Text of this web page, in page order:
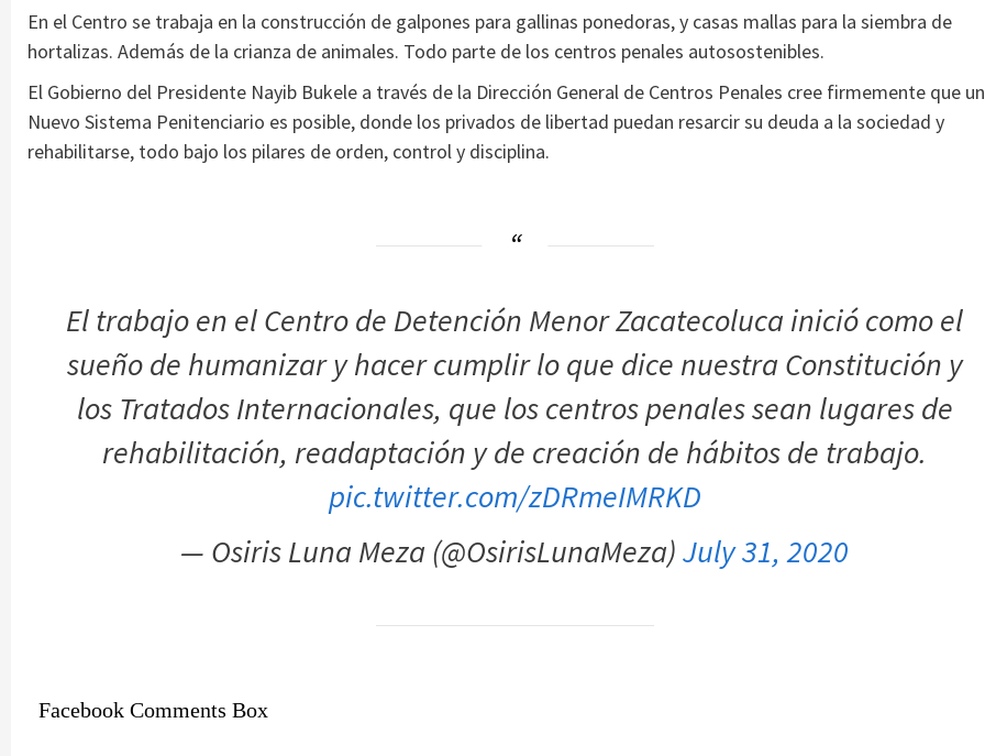
En el Centro se trabaja en la construcción de galpones para gallinas ponedoras, y casas mallas para la siembra de
hortalizas. Además de la crianza de animales. Todo parte de los centros penales autosostenibles.
El Gobierno del Presidente Nayib Bukele a través de la Dirección General de Centros Penales cree firmemente que un
Nuevo Sistema Penitenciario es posible, donde los privados de libertad puedan resarcir su deuda a la sociedad y
rehabilitarse, todo bajo los pilares de orden, control y disciplina.
El trabajo en el Centro de Detención Menor Zacatecoluca inició como el
sueño de humanizar y hacer cumplir lo que dice nuestra Constitución y
los Tratados Internacionales, que los centros penales sean lugares de
rehabilitación, readaptación y de creación de hábitos de trabajo.
pic.twitter.com/zDRmeIMRKD
— Osiris Luna Meza (@OsirisLunaMeza)July 31, 2020
Facebook Comments Box